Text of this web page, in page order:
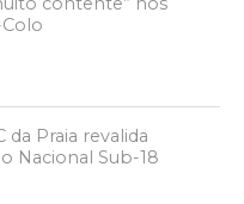
da Praia revalida
Nacional Sub-18